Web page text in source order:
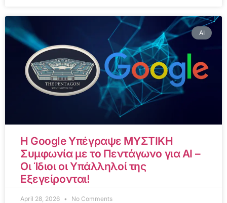
AI
Η Google Υπέγραψε ΜΥΣΤΙΚΗ
Συμφωνία με το Πεντάγωνο για AI –
Οι Ίδιοι οι Υπάλληλοί της
Εξεγείρονται!
April 28, 2026 No Comments